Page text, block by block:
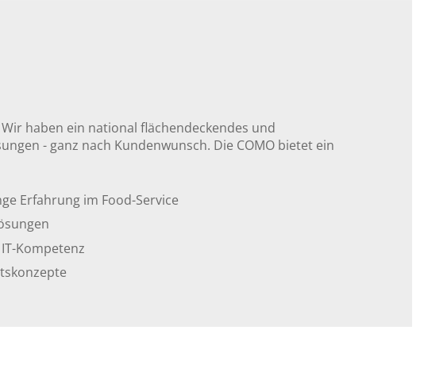
haben ein national flächendeckendes und
- ganz nach Kundenwunsch. Die COMO bietet ein
Erfahrung im Food-Service
Kompetenz